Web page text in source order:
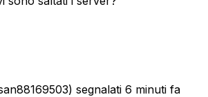
segnalati 6 minuti fa